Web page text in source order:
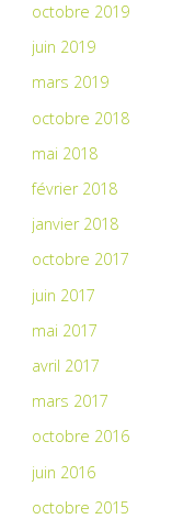
octobre 2019
juin 2019
mars 2019
octobre 2018
mai 2018
février 2018
janvier 2018
octobre 2017
juin 2017
mai 2017
avril 2017
mars 2017
octobre 2016
juin 2016
octobre 2015